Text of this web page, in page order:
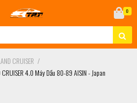
0
CRUISER /
4.0 Máy Dầu 80-89 AISIN - Japan